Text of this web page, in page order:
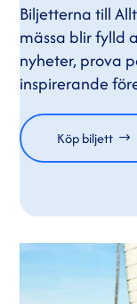
Biljetterna till
mässa blir fylld
nyheter, prova
inspirerande
Köp biljett